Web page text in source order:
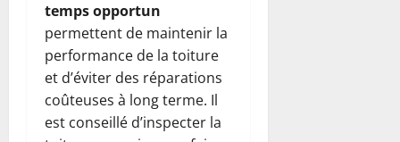
temps opportun
permettent de maintenir la
performance de la toiture
et d’éviter des réparations
coûteuses à long terme. Il
est conseillé d’inspecter la